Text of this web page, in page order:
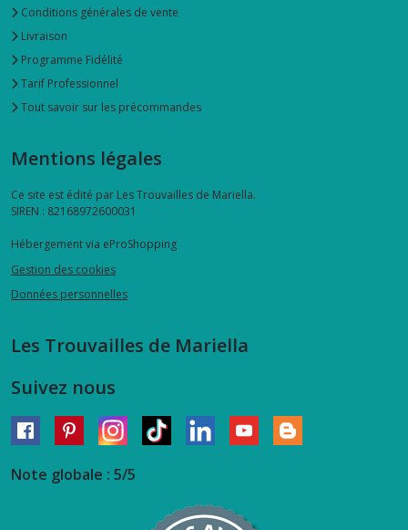
Conditions générales de vente
Livraison
Programme Fidélité
Tarif Professionnel
Tout savoir sur les précommandes
Mentions légales
Ce site est édité par Les Trouvailles de Mariella.
SIREN : 82168972600031
Hébergement via eProShopping
Gestion des cookies
Données personnelles
Les Trouvailles de Mariella
Suivez nous
Note globale : 5/5